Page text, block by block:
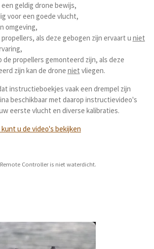
geldig drone bewijs,
voor een goede vlucht,
omgeving,
als deze gebogen zijn ervaart u niet
de propellers gemonteerd zijn, als deze
zijn kan de drone niet vliegen.
instructieboekjes vaak een drempel zijn
beschikbaar met daarop instructievideo's
eerste vlucht en diverse kalibraties.
u de video's bekijken
Controller is niet waterdicht.